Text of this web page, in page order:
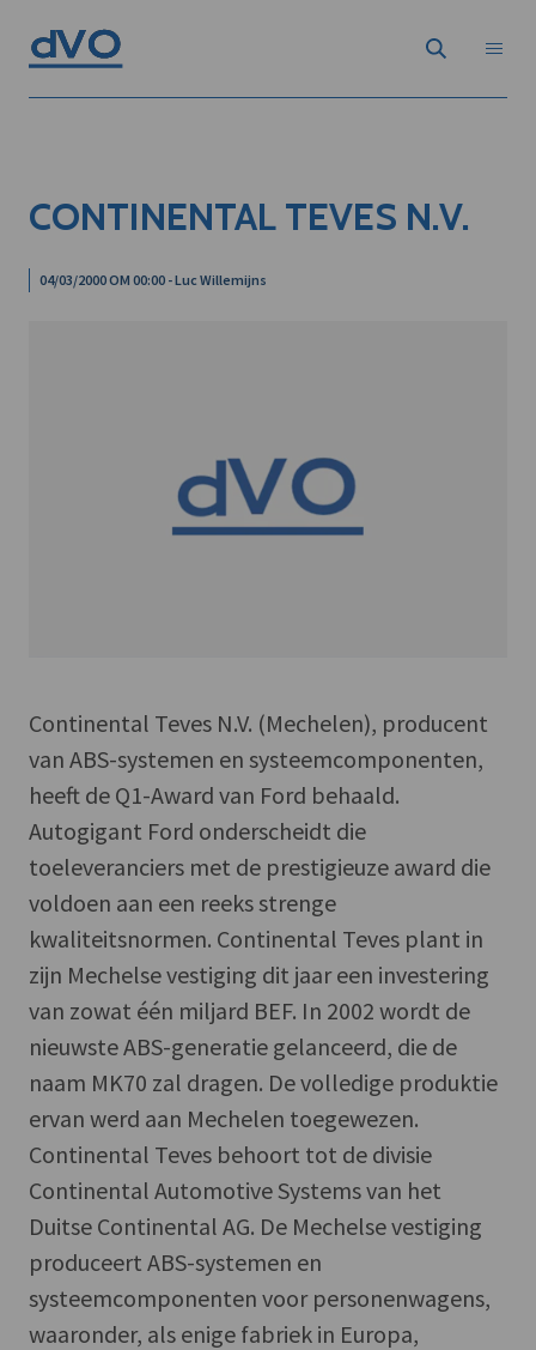
CONTINENTAL TEVES N.V.
04/03/2000 OM 00:00 - Luc Willemijns
Continental Teves N.V. (Mechelen), producent
van ABS-systemen en systeemcomponenten,
heeft de Q1-Award van Ford behaald.
Autogigant Ford onderscheidt die
toeleveranciers met de prestigieuze award die
voldoen aan een reeks strenge
kwaliteitsnormen. Continental Teves plant in
zijn Mechelse vestiging dit jaar een investering
van zowat één miljard BEF. In 2002 wordt de
nieuwste ABS-generatie gelanceerd, die de
naam MK70 zal dragen. De volledige produktie
ervan werd aan Mechelen toegewezen.
Continental Teves behoort tot de divisie
Continental Automotive Systems van het
Duitse Continental AG. De Mechelse vestiging
produceert ABS-systemen en
systeemcomponenten voor personenwagens,
waaronder, als enige fabriek in Europa,